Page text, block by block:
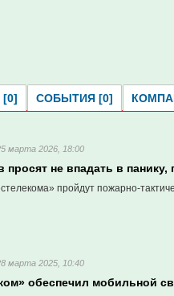
СОБЫТИЯ [0]
марта 2026, 18:00
просят не впадать в
пройдут пожарно-
марта 2025, 10:40
обеспечил мобильной